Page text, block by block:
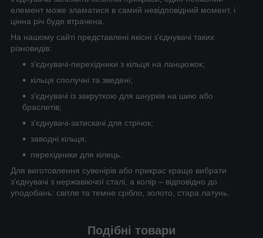
елемент може зламатися в самий невідповідний момент, і
цінна річ буде втрачена.
На нашому сайті представлені якісні з'єднувачі таких
різновидів:
з'єднувачі-перехідники з кільця на ланцюжок;
кільця сполучні та зведені;
з'єднувачі із закруткою для шнурків на шию або
браслетів;
з'єднувачі-затискачі для стрічок;
заводні кільця;
перехідники для кілець.
Для виготовлення сувенірів або прикрас краще вибрати
з'єднувачі з нержавіючої сталі, а колір – відповідно до
уподобань: світле та темне срібло, золото, стара латунь.
Подібні товари